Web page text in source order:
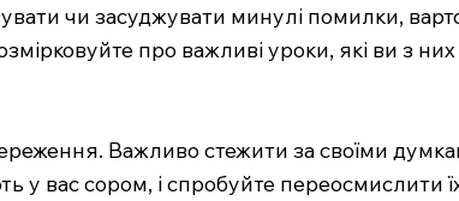
чи засуджувати минулі помилки,
про важливі уроки, які ви з
Важливо стежити за своїми
у вас сором, і спробуйте